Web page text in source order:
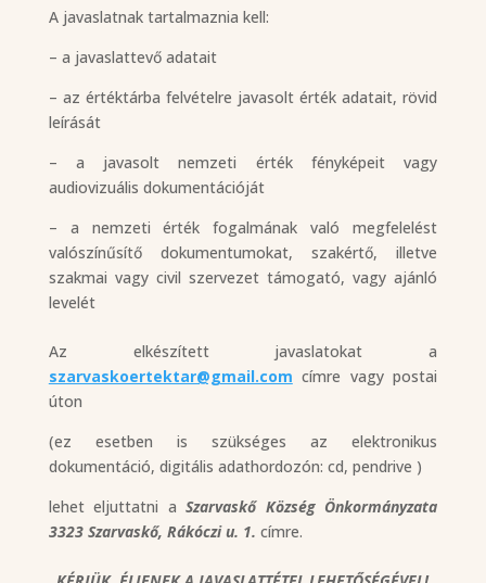
A javaslatnak tartalmaznia kell:
– a javaslattevő adatait
– az értéktárba felvételre javasolt érték adatait, rövid
leírását
– a javasolt nemzeti érték fényképeit vagy
audiovizuális dokumentációját
– a nemzeti érték fogalmának való megfelelést
valószínűsítő dokumentumokat, szakértő, illetve
szakmai vagy civil szervezet támogató, vagy ajánló
levelét
Az elkészített javaslatokat a
szarvaskoertektar@gmail.com címre vagy postai
úton
(ez esetben is szükséges az elektronikus
dokumentáció, digitális adathordozón: cd, pendrive )
lehet eljuttatni aSzarvaskő Község Önkormányzata
3323 Szarvaskő, Rákóczi u. 1. címre.